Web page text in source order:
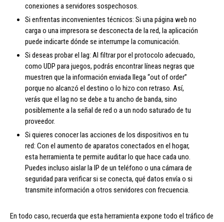
conexiones a servidores sospechosos.
Si enfrentas inconvenientes técnicos: Si una página web no
carga o una impresora se desconecta de la red, la aplicación
puede indicarte dónde se interrumpe la comunicación.
Si deseas probar el lag: Al filtrar por el protocolo adecuado,
como UDP para juegos, podrás encontrar líneas negras que
muestren que la información enviada llega “out of order”
porque no alcanzó el destino o lo hizo con retraso. Así,
verás que el lag no se debe a tu ancho de banda, sino
posiblemente a la señal de red o a un nodo saturado de tu
proveedor.
Si quieres conocer las acciones de los dispositivos en tu
red: Con el aumento de aparatos conectados en el hogar,
esta herramienta te permite auditar lo que hace cada uno.
Puedes incluso aislar la IP de un teléfono o una cámara de
seguridad para verificar si se conecta, qué datos envía o si
transmite información a otros servidores con frecuencia.
En todo caso, recuerda que esta herramienta expone todo el tráfico de